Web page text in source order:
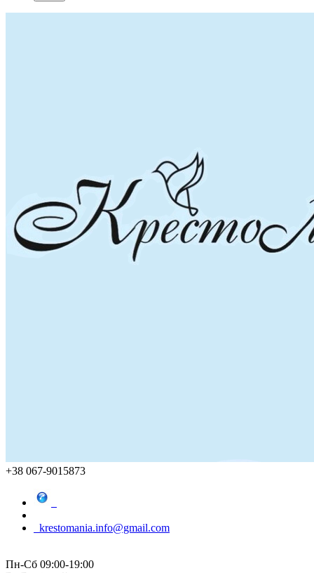
+38 067-9015873
krestomania.info@gmail.com
Пн-Сб 09:00-19:00